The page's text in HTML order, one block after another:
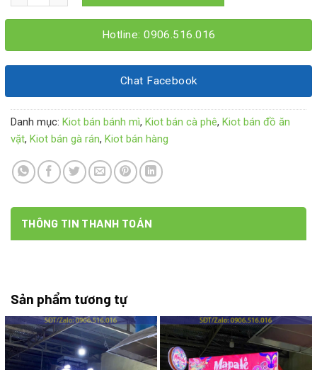
Hotline: 0906.516.016
Chat Facebook
Danh mục: Kiot bán bánh mì, Kiot bán cà phê, Kiot bán đồ ăn
vặt, Kiot bán gà rán, Kiot bán hàng
THÔNG TIN THANH TOÁN
Sản phẩm tương tự